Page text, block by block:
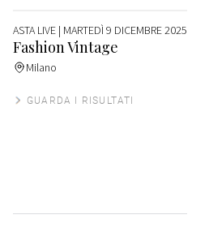
ASTA LIVE | MARTEDÌ 9 DICEMBRE 2025
Fashion Vintage
Milano
GUARDA I RISULTATI